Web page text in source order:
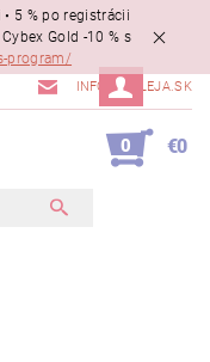
5 % po registrácii
Gold -10 % s
program/
INFO@MALEJA.SK
0 €0